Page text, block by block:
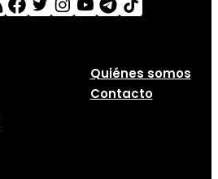
Quiénes somos
Contacto